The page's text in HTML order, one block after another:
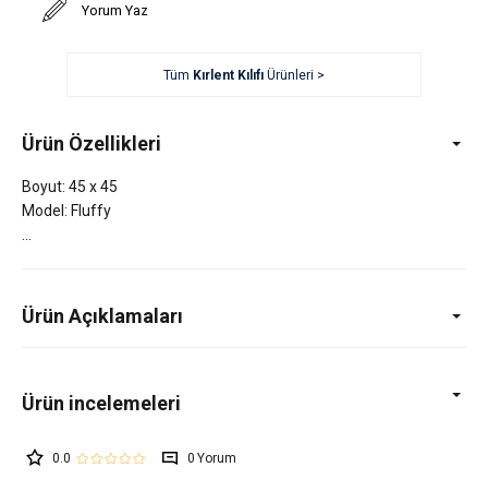
Yorum Yaz
Tüm Kırlent KılıfıÜrünleri >
Ürün Özellikleri
Boyut: 45 x 45
Model: Fluffy
Ürün Açıklamaları
0.0 0